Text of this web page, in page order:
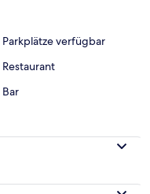
Parkplätze verfügbar
Restaurant
Bar